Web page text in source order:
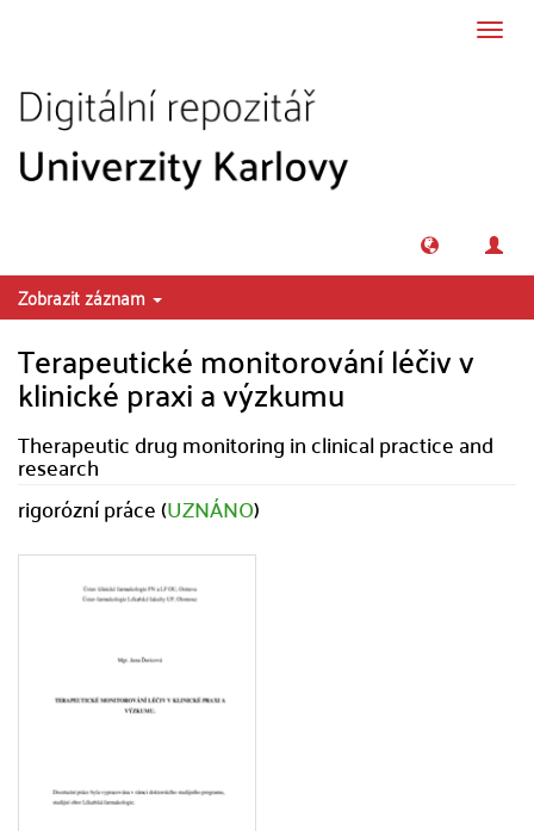
Zobrazit záznam
Terapeutické monitorování léčiv v
klinické praxi a výzkumu
Therapeutic drug monitoring in clinical practice and
research
rigorózní práce (UZNÁNO)